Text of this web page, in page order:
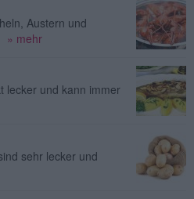
Austern und
» mehr
lecker und kann immer
sehr lecker und